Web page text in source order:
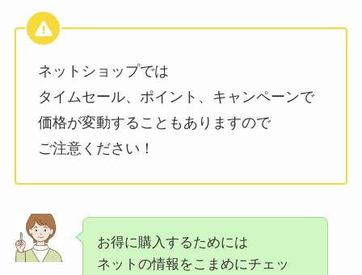
ネットショップでは
タイムセール、ポイント、キャンペーンで
価格が変動することもありますので
ご注意ください！
お得に購入するためには
ネットの情報をこまめにチェッ